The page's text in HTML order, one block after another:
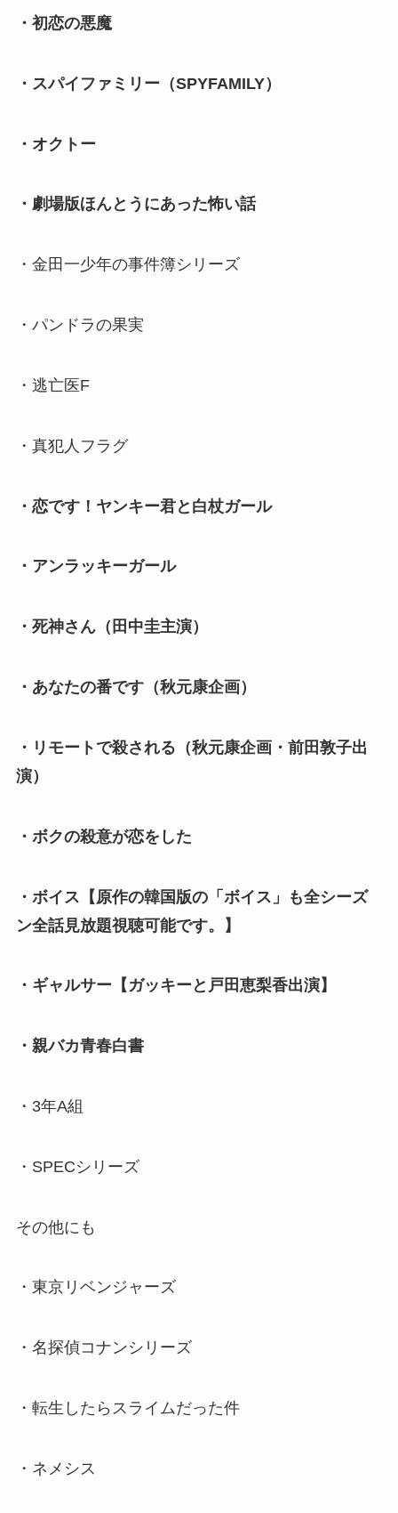
・初恋の悪魔
・スパイファミリー（SPYFAMILY）
・オクトー
・劇場版ほんとうにあった怖い話
・金田一少年の事件簿シリーズ
・パンドラの果実
・逃亡医F
・真犯人フラグ
・恋です！ヤンキー君と白杖ガール
・アンラッキーガール
・死神さん（田中圭主演）
・あなたの番です（秋元康企画）
・リモートで殺される（秋元康企画・前田敦子出
演）
・ボクの殺意が恋をした
・ボイス【原作の韓国版の「ボイス」も全シーズ
ン全話見放題視聴可能です。】
・ギャルサー【ガッキーと戸田恵梨香出演】
・親バカ青春白書
・3年A組
・SPECシリーズ
その他にも
・東京リベンジャーズ
・名探偵コナンシリーズ
・転生したらスライムだった件
・ネメシス